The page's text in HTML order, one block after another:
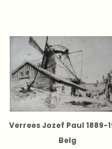
Verrees Jozef Paul 1889-
Belg